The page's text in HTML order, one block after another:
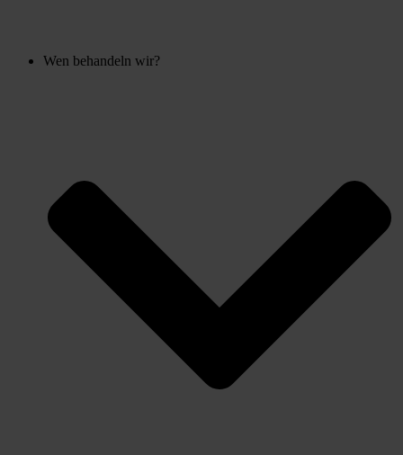
Wen behandeln wir?